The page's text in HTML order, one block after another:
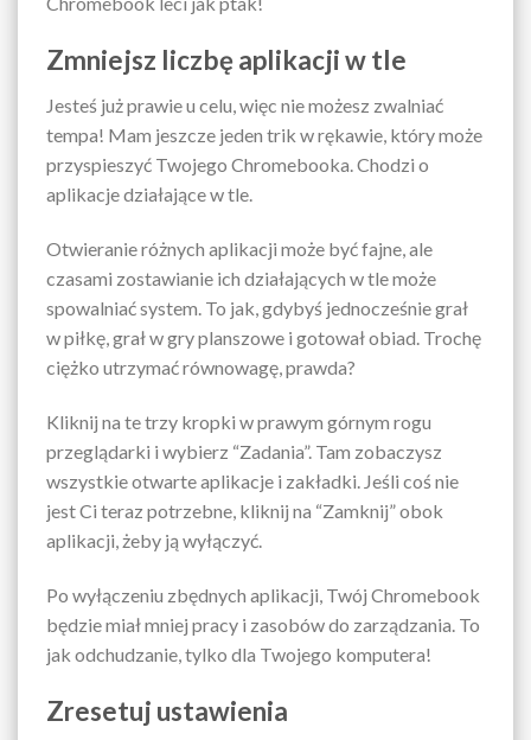
Zmniejsz liczbę aplikacji w tle
Jesteś już prawie u celu, więc nie możesz zwalniać
tempa! Mam jeszcze jeden trik w rękawie, który może
przyspieszyć Twojego Chromebooka. Chodzi o
aplikacje działające w tle.
Otwieranie różnych aplikacji może być fajne, ale
czasami zostawianie ich działających w tle może
spowalniać system. To jak, gdybyś jednocześnie grał
w piłkę, grał w gry planszowe i gotował obiad. Trochę
ciężko utrzymać równowagę, prawda?
Kliknij na te trzy kropki w prawym górnym rogu
przeglądarki i wybierz “Zadania”. Tam zobaczysz
wszystkie otwarte aplikacje i zakładki. Jeśli coś nie
jest Ci teraz potrzebne, kliknij na “Zamknij” obok
aplikacji, żeby ją wyłączyć.
Po wyłączeniu zbędnych aplikacji, Twój Chromebook
będzie miał mniej pracy i zasobów do zarządzania. To
jak odchudzanie, tylko dla Twojego komputera!
Zresetuj ustawienia